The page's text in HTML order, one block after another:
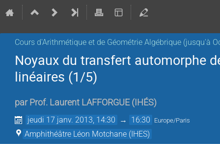
Cours d'Arithmétique et de Géométrie Algébrique (jusqu'à
Noyaux du transfert automorphe
linéaires (1/5)
par Prof. Laurent LAFFORGUE ( IHÉS)
jeudi 17 janv. 2013, 14:30 → 16:30 Europe/Paris
Amphithéâtre Léon Motchane (IHES)